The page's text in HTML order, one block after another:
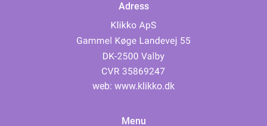
Adress
web: www.klikko.dk
Menu